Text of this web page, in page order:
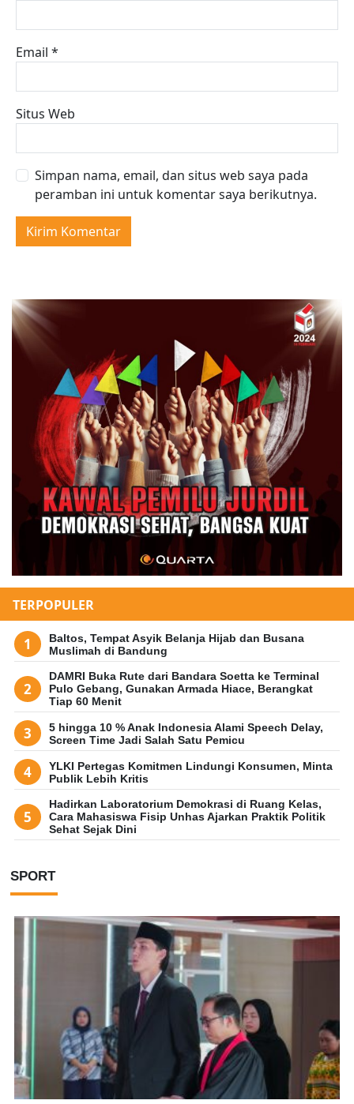
Email *
Situs Web
Simpan nama, email, dan situs web saya pada
peramban ini untuk komentar saya berikutnya.
TERPOPULER
Baltos, Tempat Asyik Belanja Hijab dan Busana
Muslimah di Bandung
DAMRI Buka Rute dari Bandara Soetta ke Terminal
Pulo Gebang, Gunakan Armada Hiace, Berangkat
Tiap 60 Menit
5 hingga 10 % Anak Indonesia Alami Speech Delay,
Screen Time Jadi Salah Satu Pemicu
YLKI Pertegas Komitmen Lindungi Konsumen, Minta
Publik Lebih Kritis
Hadirkan Laboratorium Demokrasi di Ruang Kelas,
Cara Mahasiswa Fisip Unhas Ajarkan Praktik Politik
Sehat Sejak Dini
SPORT